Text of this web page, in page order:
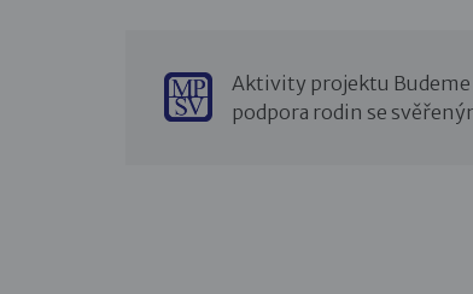
Aktivity projektu
podpora rodin se